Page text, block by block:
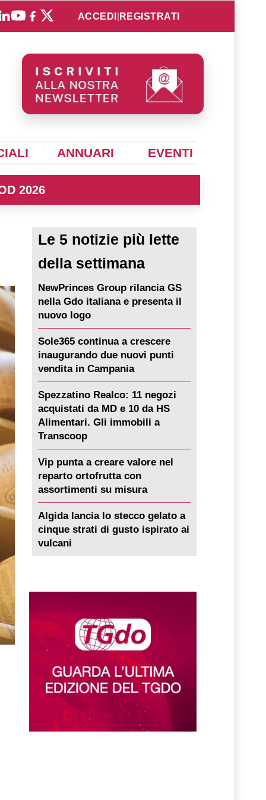
ACCEDI REGISTRATI
ANNUARI EVENTI
2026
Le 5 notizie più lette
della settimana
NewPrinces Group rilancia GS
nella Gdo italiana e presenta il
nuovo logo
Sole365 continua a crescere
inaugurando due nuovi punti
vendita in Campania
Spezzatino Realco: 11 negozi
acquistati da MD e 10 da HS
Alimentari. Gli immobili a
Transcoop
Vip punta a creare valore nel
reparto ortofrutta con
assortimenti su misura
Algida lancia lo stecco gelato a
cinque strati di gusto ispirato ai
vulcani